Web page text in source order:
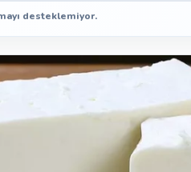
desteklemiyor.